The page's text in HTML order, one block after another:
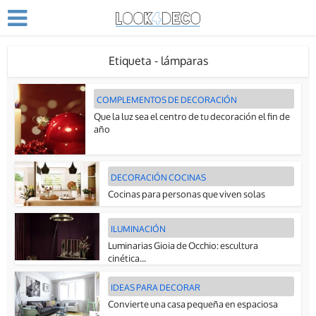
Etiqueta - lámparas
COMPLEMENTOS DE DECORACIÓN
Que la luz sea el centro de tu decoración el fin de
año
DECORACIÓN COCINAS
Cocinas para personas que viven solas
ILUMINACIÓN
Luminarias Gioia de Occhio: escultura
cinética...
IDEAS PARA DECORAR
Convierte una casa pequeña en espaciosa